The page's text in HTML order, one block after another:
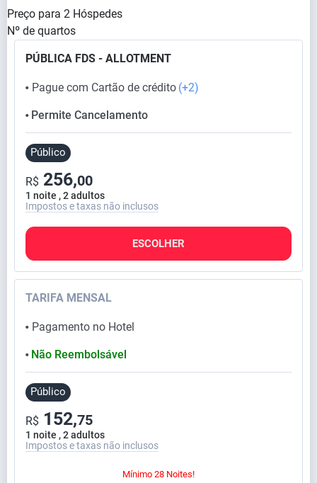
Preço para 2 Hóspedes
Nº de quartos
PÚBLICA FDS - ALLOTMENT
⬤ Pague com Cartão de crédito (+2)
⬤ Permite Cancelamento
Público
1 noite , 2 adultos
R$ 256,00
Impostos e taxas não inclusos
ESCOLHER
TARIFA MENSAL
⬤ Pagamento no Hotel
⬤ Não Reembolsável
Público
1 noite , 2 adultos
R$ 152,75
Impostos e taxas não inclusos
Mínimo 28 Noites!